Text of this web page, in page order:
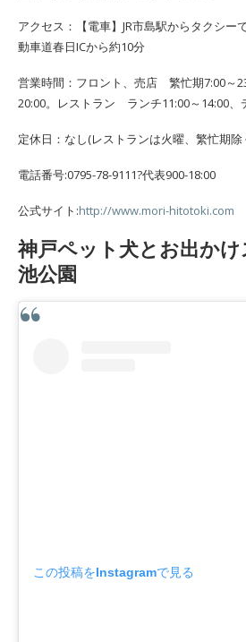
アクセス：【電車】JR市島駅からタクシー
動車道春日ICから約10分
営業時間：フロント、売店 繁忙期7:00～
20:00。レストラン ランチ11:00～14:00、
定休日：なし(レストランは火曜、繁忙期除
電話番号:0795-78-9111?代表900-18:00
公式サイト:http://www.mori-hitotoki.com
神戸ペット犬とお出か
池公園
この投稿をInstagramで見る